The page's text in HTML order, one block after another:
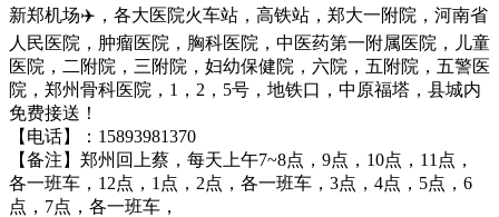
新郑机场✈️，各大医院火车站，高铁站，郑大一附院，河南省
人民医院，肿瘤医院，胸科医院，中医药第一附属医院，儿童
医院，二附院，三附院，妇幼保健院，六院，五附院，五警医
院，郑州骨科医院，1，2，5号，地铁口，中原福塔，县城内
免费接送！
【电话】：15893981370
【备注】郑州回上蔡，每天上午7~8点，9点，10点，11点，
各一班车，12点，1点，2点，各一班车，3点，4点，5点，6
点，7点，各一班车，